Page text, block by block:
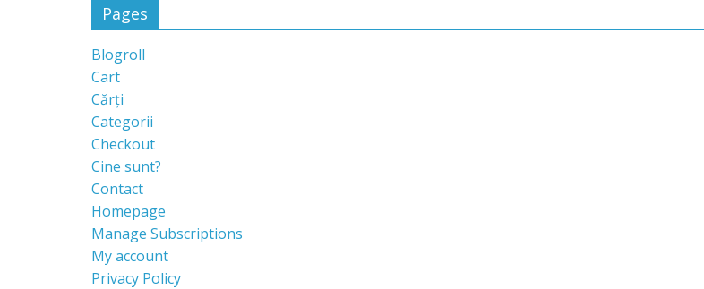
Pages
Blogroll
Cart
Cărți
Categorii
Checkout
Cine sunt?
Contact
Homepage
Manage Subscriptions
My account
Privacy Policy